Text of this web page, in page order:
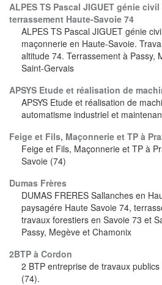
ALPES TS Pascal JIGUET génie
terrassement Haute-Savoie 74
ALPES TS Pascal JIGUET génie
maçonnerie en Haute-Savoie.
altitude 74. Terrassement à Passy,
Saint-Gervais
APSYS Etude et réalisation de
APSYS Etude et réalisation de
automatisme industriel et
Feige et Fils, Maçonnerie et TP à
Feige et Fils, Maçonnerie et TP à
Savoie (74)
Dumas Frères
DUMAS FRERES Sallanches en
paysagére Haute Savoie 74,
travaux forestiers en Savoie 73 et
Passy, Megève et Chamonix
2BTP à Cordon
2 BTP entreprise de travaux
(74).